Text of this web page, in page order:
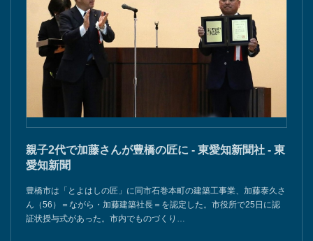
親子2代で加藤さんが豊橋の匠に - 東愛知新聞社 - 東
愛知新聞
豊橋市は「とよはしの匠」に同市石巻本町の建築工事業、加藤泰久さ
ん（56）＝ながら・加藤建築社長＝を認定した。市役所で25日に認
証状授与式があった。市内でものづくり…